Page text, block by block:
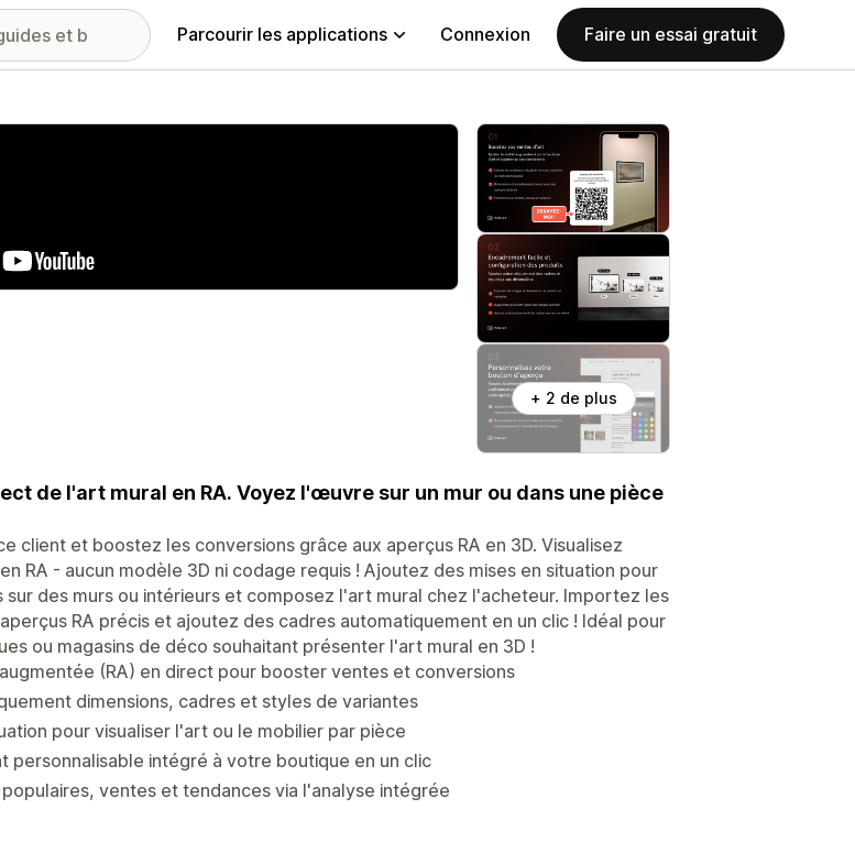
Parcourir les applications Connexion Faire un essai gratuit
+ 2 de plus
de l'art mural en RA. Voyez l'œuvre sur un mur ou dans une pièce
client et boostez les conversions grâce aux aperçus RA en 3D. Visualisez
RA - aucun modèle 3D ni codage requis ! Ajoutez des mises en situation pour
des murs ou intérieurs et composez l'art mural chez l'acheteur. Importez les
RA précis et ajoutez des cadres automatiquement en un clic ! Idéal pour
ou magasins de déco souhaitant présenter l'art mural en 3D !
(RA) en direct pour booster ventes et conversions
dimensions, cadres et styles de variantes
pour visualiser l'art ou le mobilier par pièce
personnalisable intégré à votre boutique en un clic
ventes et tendances via l'analyse intégrée